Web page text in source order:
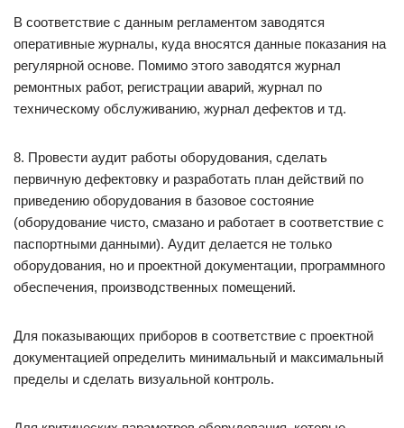
В соответствие с данным регламентом заводятся
оперативные журналы, куда вносятся данные показания на
регулярной основе. Помимо этого заводятся журнал
ремонтных работ, регистрации аварий, журнал по
техническому обслуживанию, журнал дефектов и тд.
8. Провести аудит работы оборудования, сделать
первичную дефектовку и разработать план действий по
приведению оборудования в базовое состояние
(оборудование чисто, смазано и работает в соответствие с
паспортными данными). Аудит делается не только
оборудования, но и проектной документации, программного
обеспечения, производственных помещений.
Для показывающих приборов в соответствие с проектной
документацией определить минимальный и максимальный
пределы и сделать визуальной контроль.